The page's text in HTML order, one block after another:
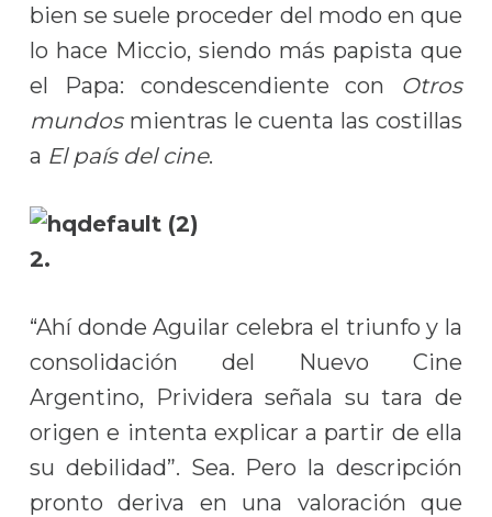
bien se suele proceder del modo en que
lo hace Miccio, siendo más papista que
el Papa: condescendiente con Otros
mundosmientras le cuenta las costillas
a El país del cine.
2.
“Ahí donde Aguilar celebra el triunfo y la
consolidación del Nuevo Cine
Argentino, Prividera señala su tara de
origen e intenta explicar a partir de ella
su debilidad”. Sea. Pero la descripción
pronto deriva en una valoración que